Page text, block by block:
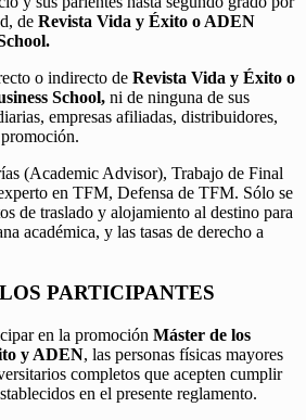
de Revista Vida y Éxito o ADEN
o indirecto de Revista Vida y Éxito o
School, ni de ninguna de sus
empresas afiliadas, distribuidores,
(Academic Advisor), Trabajo de Final
en TFM, Defensa de TFM. Sólo se
de traslado y alojamiento al destino para
académica, y las tasas de derecho a
PARTICIPANTES
en la promoción Máster de los
y ADEN, las personas físicas mayores
completos que acepten cumplir
en el presente reglamento.